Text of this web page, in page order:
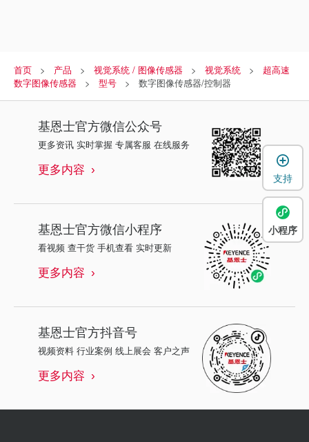
首页 产品 视觉系统 / 图像传感器 视觉系统
超高速
数字图像传感器
型号 数字图像传感器/控制器
基恩士官方微信公众号
更多资讯 实时掌握 专属客服 在线服务
更多内容
基恩士官方微信小程序
看视频 查干货 手机查看 实时更新
更多内容
基恩士官方抖音号
视频资料 行业案例 线上展会 客户之声
更多内容
支持
小程序